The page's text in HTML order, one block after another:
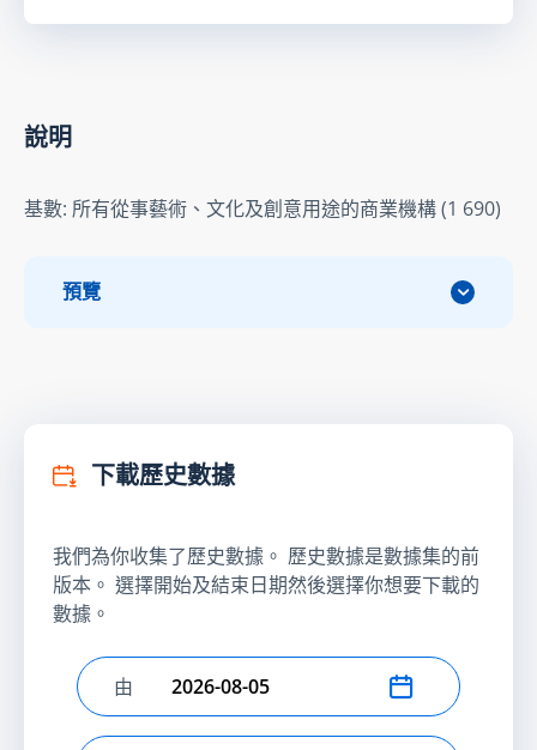
說明
基數: 所有從事藝術、文化及創意用途的商業機構 (1 690)
預覽
下載歷史數據
我們為你收集了歷史數據。 歷史數據是數據集的前
版本。 選擇開始及結束日期然後選擇你想要下載的
數據。
選擇開始日期
由